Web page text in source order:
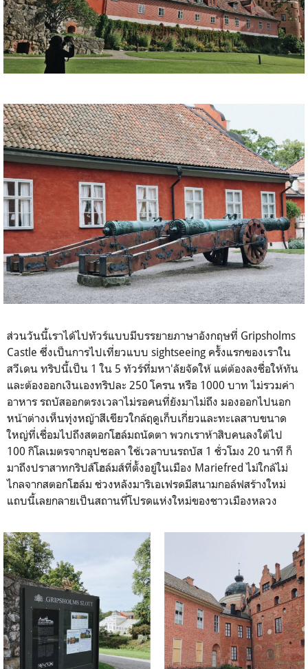
ส่วนวันนี้เราได้ไปทัวร์แบบมีบรรยายภาษาอังกฤษที่ Gripsholms
Castle ซึ่งเป็นการไปเที่ยวแบบ sightseeing ครั้งแรกของเราใน
สวีเดน ทริปนี้เป็น 1 ใน 5 ทัวร์ที่มหา'ลัยจัดให้ แต่ต้องลงชื่อให้ทัน
และต้องออกเงินเองทริปละ 250 โครน หรือ 1000 บาท ไม่รวมค่า
อาหาร รถบัสออกตรงเวลาไม่รอคนที่ยังมาไม่ถึง มองออกไปนอก
หน้าต่างเห็นทุ่งหญ้าสีเขียวใกล้ฤดูเก็บเกี่ยวและทะเลสาบขนาด
ใหญ่ที่เชื่อมไปถึงสตอกโฮล์มถนัดตา พวกเราห้าสิบคนลงใต้ไป
100 กิโลเมตรจากอุปซอลา ใช้เวลาบนรถบัส 1 ชั่วโมง 20 นาที ก็
มาถึงปราสาทกริปส์โฮล์มส์ที่ตั้งอยู่ในเมือง Mariefred ไม่ใกล้ไม่
ไกลจากสตอกโฮล์ม ช่วงหลังมาริเอเฟรดมีสนามกอล์ฟสร้างใหม่
แถบนี้เลยกลายเป็นสถานที่โปรดแห่งใหม่ของชาวเมืองหลวง